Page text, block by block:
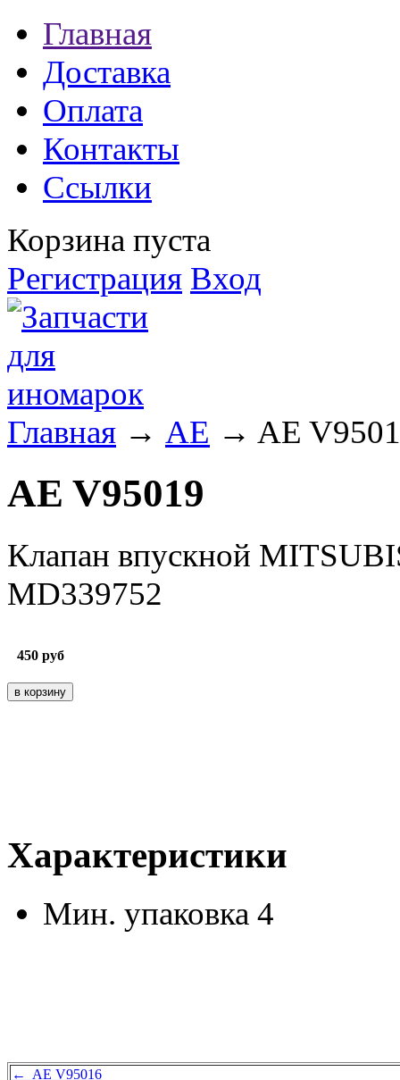
Главная
Доставка
Оплата
Контакты
Ссылки
Корзина пуста
Регистрация Вход
Главная → AE → AE
AE V95019
Клапан впускной
MD339752
450 руб
Характеристики
Мин. упаковка 4
← AE V95016